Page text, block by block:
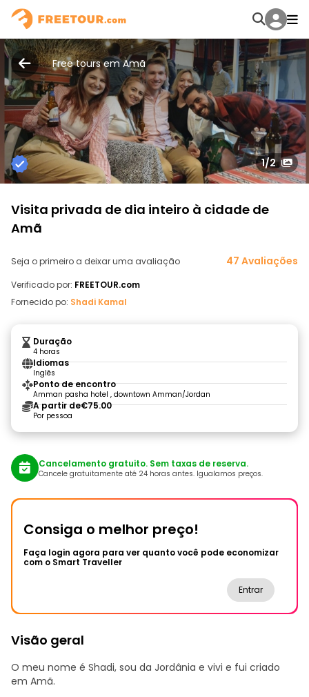
Free tours em Amã
1/2
Visita privada de dia inteiro à cidade de
Amã
Seja o primeiro a deixar uma avaliação 47 Avaliações
Verificado por: FREETOUR.com
Fornecido po: Shadi Kamal
Duração
4 horas
Idiomas
Inglês
Ponto de encontro
Amman pasha hotel , downtown Amman/Jordan
A partir de€75.00
Por pessoa
Cancelamento gratuito. Sem taxas de reserva.
Cancele gratuitamente até 24 horas antes. Igualamos preços.
Consiga o melhor preço!
Faça login agora para ver quanto você pode economizar
com o Smart Traveller
Entrar
Visão geral
O meu nome é Shadi, sou da Jordânia e vivi e fui criado
em Amã.